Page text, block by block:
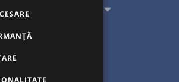
Transportatori
Interacționăm
Acceptăm plăți cu